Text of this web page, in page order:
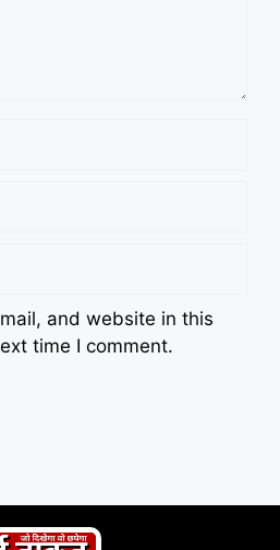
and website in this
time I comment.